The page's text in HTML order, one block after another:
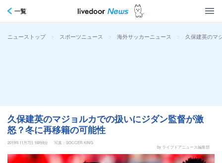
一覧
ニューストップ > スポーツニュース > 海外サッカーニュース > 久保建英のマ
久保建英のマジョルカでの扱いにジダン監督が激
怒？冬に再移籍の可能性
2019年11月7日 16時8分
写真：SOCCER KING
by ライブドアニュース編集部